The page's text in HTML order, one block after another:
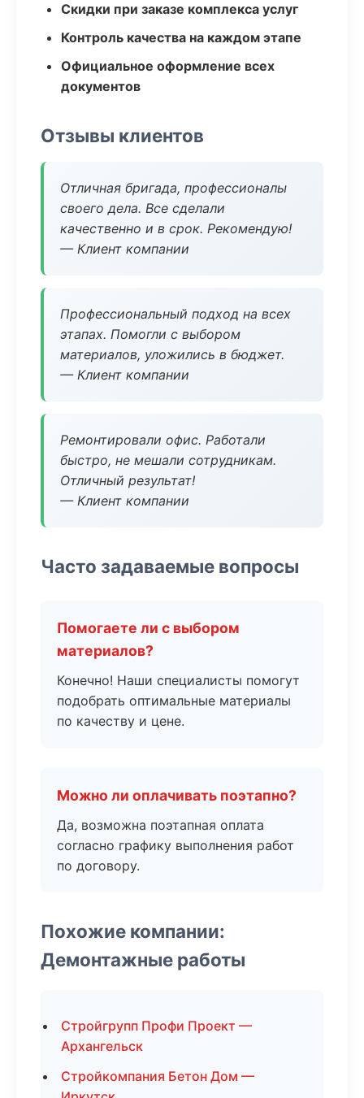
Скидки при заказе комплекса услуг
Контроль качества на каждом этапе
Официальное оформление всех
документов
Отзывы клиентов
Отличная бригада, профессионалы
своего дела. Все сделали
качественно и в срок. Рекомендую!
— Клиент компании
Профессиональный подход на всех
этапах. Помогли с выбором
материалов, уложились в бюджет.
— Клиент компании
Ремонтировали офис. Работали
быстро, не мешали сотрудникам.
Отличный результат!
— Клиент компании
Часто задаваемые вопросы
Помогаете ли с выбором
материалов?
Конечно! Наши специалисты помогут
подобрать оптимальные материалы
по качеству и цене.
Можно ли оплачивать поэтапно?
Да, возможна поэтапная оплата
согласно графику выполнения работ
по договору.
Похожие компании:
Демонтажные работы
Стройгрупп Профи Проект —
Архангельск
Стройкомпания Бетон Дом —